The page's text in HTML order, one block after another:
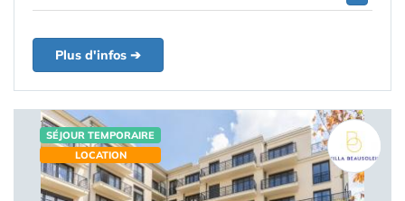
Plus d'infos ➔
SÉJOUR TEMPORAIRE
LOCATION